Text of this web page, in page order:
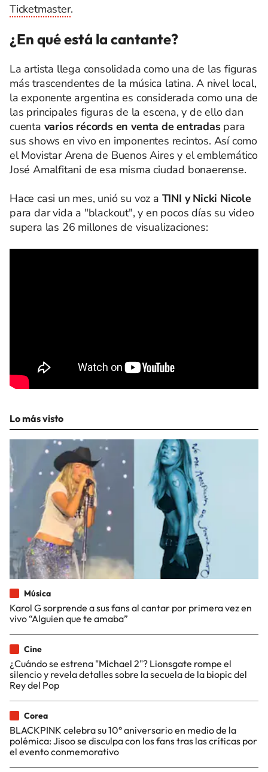
Ticketmaster.
¿En qué está la cantante?
La artista llega consolidada como una de las figuras
más trascendentes de la música latina. A nivel local,
la exponente argentina es considerada como una de
las principales figuras de la escena, y de ello dan
cuenta varios récords en venta de entradaspara
sus shows en vivo en imponentes recintos. Así como
el Movistar Arena de Buenos Aires y el emblemático
José Amalfitani de esa misma ciudad bonaerense.
Hace casi un mes, unió su voz a TINI y Nicki Nicole
para dar vida a "blackout", y en pocos días su video
supera las 26 millones de visualizaciones:
Lo más visto
Música
Karol G sorprende a sus fans al cantar por primera vez en
vivo “Alguien que te amaba”
Cine
¿Cuándo se estrena "Michael 2"? Lionsgate rompe el
silencio y revela detalles sobre la secuela de la biopic del
Rey del Pop
Corea
BLACKPINK celebra su 10° aniversario en medio de la
polémica: Jisoo se disculpa con los fans tras las críticas por
el evento conmemorativo